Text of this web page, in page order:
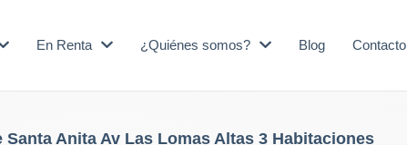
En Renta ¿Quiénes somos? Blog Contacto
Santa Anita Av Las Lomas Altas 3 Habitaciones